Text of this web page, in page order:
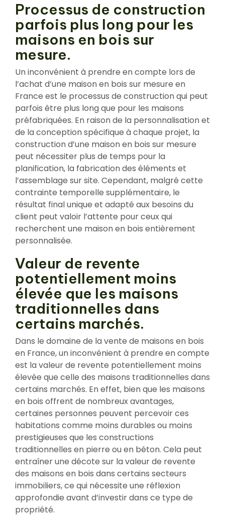
Processus de construction
parfois plus long pour les
maisons en bois sur
mesure.
Un inconvénient à prendre en compte lors de
l’achat d’une maison en bois sur mesure en
France est le processus de construction qui peut
parfois être plus long que pour les maisons
préfabriquées. En raison de la personnalisation et
de la conception spécifique à chaque projet, la
construction d’une maison en bois sur mesure
peut nécessiter plus de temps pour la
planification, la fabrication des éléments et
l’assemblage sur site. Cependant, malgré cette
contrainte temporelle supplémentaire, le
résultat final unique et adapté aux besoins du
client peut valoir l’attente pour ceux qui
recherchent une maison en bois entièrement
personnalisée.
Valeur de revente
potentiellement moins
élevée que les maisons
traditionnelles dans
certains marchés.
Dans le domaine de la vente de maisons en bois
en France, un inconvénient à prendre en compte
est la valeur de revente potentiellement moins
élevée que celle des maisons traditionnelles dans
certains marchés. En effet, bien que les maisons
en bois offrent de nombreux avantages,
certaines personnes peuvent percevoir ces
habitations comme moins durables ou moins
prestigieuses que les constructions
traditionnelles en pierre ou en béton. Cela peut
entraîner une décote sur la valeur de revente
des maisons en bois dans certains secteurs
immobiliers, ce qui nécessite une réflexion
approfondie avant d’investir dans ce type de
propriété.